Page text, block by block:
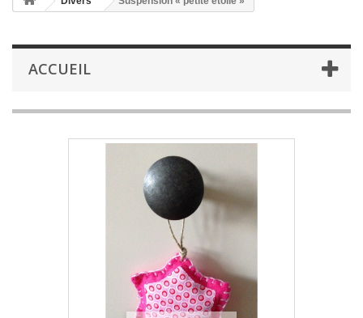
ACCUEIL